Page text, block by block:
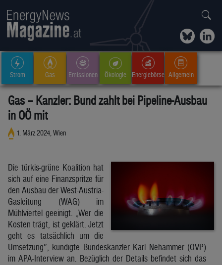
Strom Gas Emissionen Ökologie Energiebörse Allgemein
Gas – Kanzler: Bund zahlt bei Pipeline-Ausbau
in OÖ mit
1. März 2024, Wien
Die türkis-grüne Koalition hat
sich auf eine Finanzspritze für
den Ausbau der West-Austria-
Gasleitung (WAG) im
Mühlviertel geeinigt. „Wer die
Kosten trägt, ist geklärt. Jetzt
geht es tatsächlich um die
Umsetzung“, kündigte Bundeskanzler Karl Nehammer (ÖVP)
im APA-Interview an. Bezüglich der Details befindet sich das